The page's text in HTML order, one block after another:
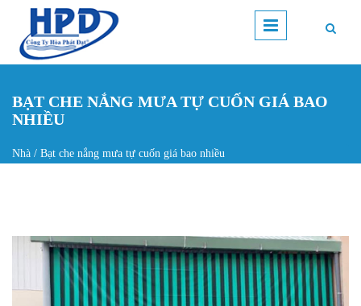
Nhảy đến nội dung
BẠT CHE NẮNG MƯA TỰ CUỐN GIÁ BAO
NHIỀU
Bạn đang ở đây
Nhà / Bạt che nắng mưa tự cuốn giá bao nhiều